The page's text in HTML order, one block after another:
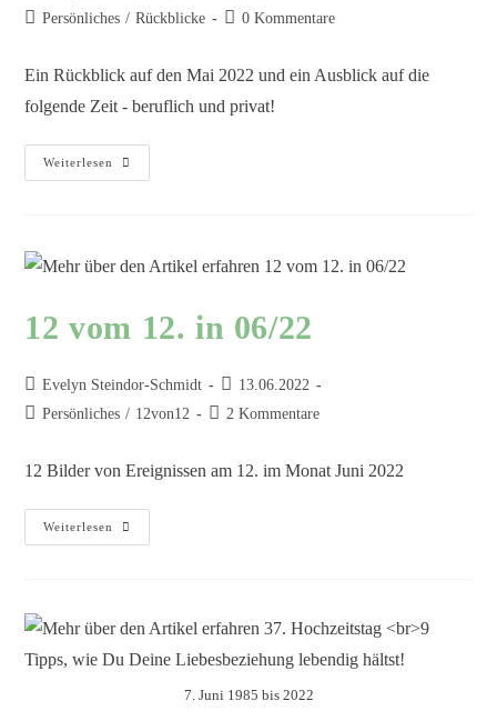
Persönliches / Rückblicke 0 Kommentare
Ein Rückblick auf den Mai 2022 und ein Ausblick auf die
folgende Zeit - beruflich und privat!
Weiterlesen
12 vom 12. in 06/22
Evelyn Steindor-Schmidt
13.06.2022
Persönliches / 12von12 2 Kommentare
12 Bilder von Ereignissen am 12. im Monat Juni 2022
Weiterlesen
7. Juni 1985 bis 2022